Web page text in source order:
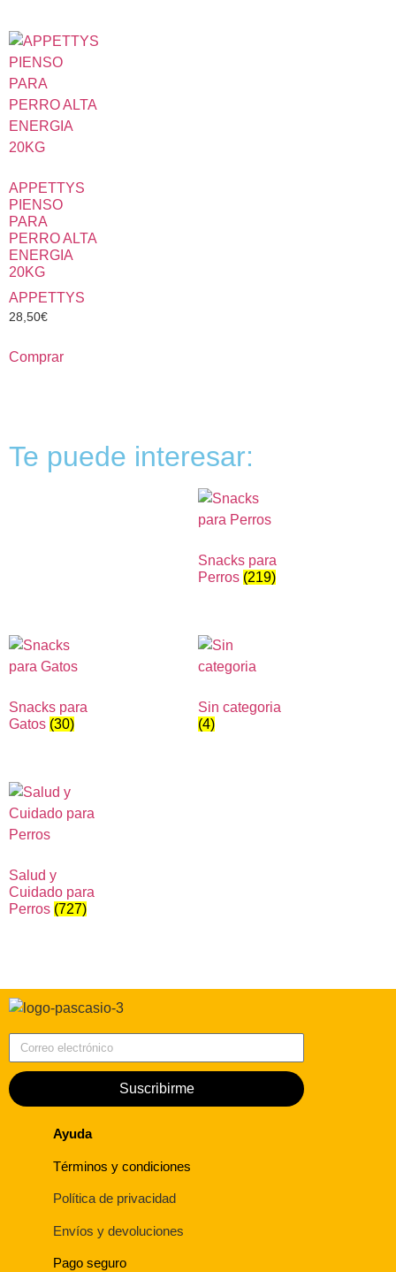
APPETTYS
PIENSO
PARA
PERRO ALTA
ENERGIA
20KG
APPETTYS
28,50€
Comprar
Te puede interesar:
Snacks para
Perros (219)
Snacks para
Gatos (30)
Sin categoria
(4)
Salud y
Cuidado para
Perros (727)
Suscribirme
Ayuda
Términos y condiciones
Política de privacidad
Envíos y devoluciones
Pago seguro